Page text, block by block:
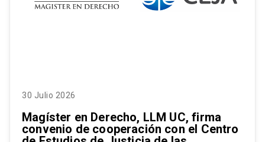
30 Julio 2026
Magíster en Derecho, LLM UC, firma
convenio de cooperación con el Centro